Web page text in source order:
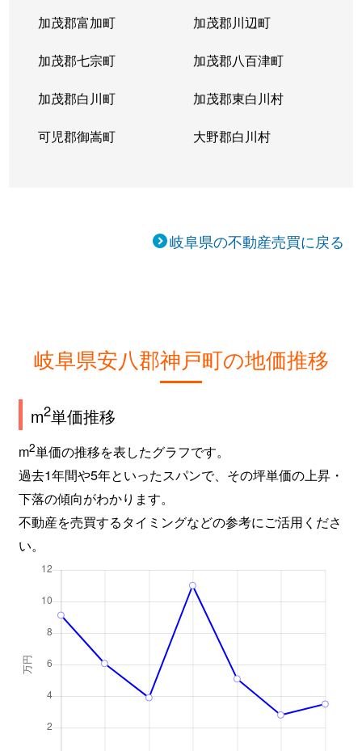
加茂郡富加町 加茂郡川辺町
加茂郡七宗町 加茂郡八百津町
加茂郡白川町 加茂郡東白川村
可児郡御嵩町 大野郡白川村
岐阜県の不動産売買に戻る
岐阜県安八郡神戸町の地価推移
m2単価推移
m2単価の推移を表したグラフです。
過去1年間や5年といったスパンで、その坪単価の上昇・
下落の傾向がわかります。
不動産を売買するタイミングなどの参考にご活用くださ
い。